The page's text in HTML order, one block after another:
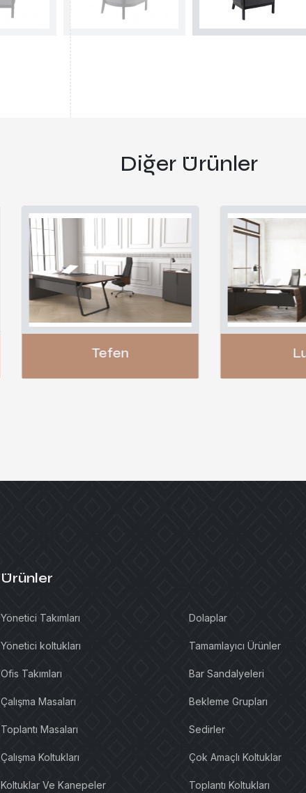
Diğer Ürünler
Tefen Lupo
Ürünler
Yönetici Takımları
Yönetici koltukları
Ofis Takımları
Çalışma Masaları
Toplantı Masaları
Çalışma Koltukları
Koltuklar Ve Kanepeler
Dolaplar
Tamamlayıcı Ürünler
Bar Sandalyeleri
Bekleme Grupları
Sedirler
Çok Amaçlı Koltuklar
Toplantı Koltukları